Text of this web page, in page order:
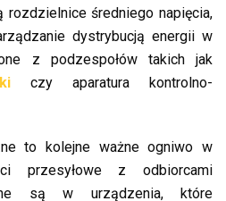
rozdzielnice średniego napięcia,
dystrybucją energii w
z podzespołów takich jak
czy aparatura kontrolno-
to kolejne ważne ogniwo w
przesyłowe z odbiorcami
są w urządzenia, które